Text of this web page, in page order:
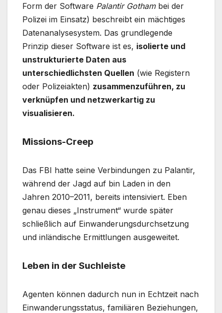
Form der Software Palantir Gothambei der
Polizei im Einsatz) beschreibt ein mächtiges
Datenanalysesystem. Das grundlegende
Prinzip dieser Software ist es, isolierte und
unstrukturierte Daten aus
unterschiedlichsten Quellen (wie Registern
oder Polizeiakten) zusammenzuführen, zu
verknüpfen und netzwerkartig zu
visualisieren.
Missions-Creep
Das FBI hatte seine Verbindungen zu Palantir,
während der Jagd auf bin Laden in den
Jahren 2010–2011, bereits intensiviert. Eben
genau dieses „Instrument“ wurde später
schließlich auf Einwanderungsdurchsetzung
und inländische Ermittlungen ausgeweitet.
Leben in der Suchleiste
Agenten können dadurch nun in Echtzeit nach
Einwanderungsstatus, familiären Beziehungen,